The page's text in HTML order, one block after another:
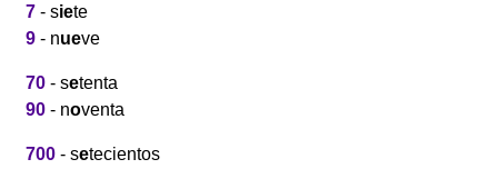
7 - siete
9 - nueve
70 - setenta
90 - noventa
700 - setecientos